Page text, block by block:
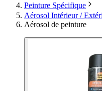
Peinture Spécifique
Aérosol Intérieur /
Aérosol de peinture